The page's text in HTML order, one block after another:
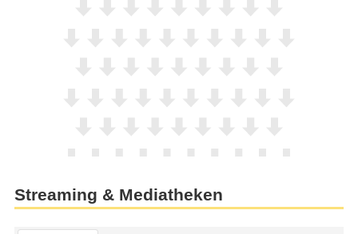
Streaming & Mediatheken